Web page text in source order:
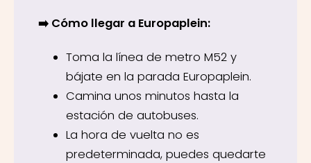
➡️ Cómo llegar a Europaplein:
Toma la línea de metro M52 y
bájate en la parada Europaplein.
Camina unos minutos hasta la
estación de autobuses.
La hora de vuelta no es
predeterminada, puedes quedarte